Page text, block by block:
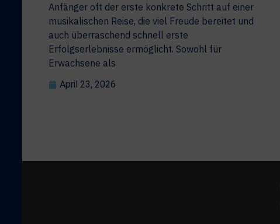
Anfänger oft der erste konkrete Schritt auf einer
musikalischen Reise, die viel Freude bereitet und
auch überraschend schnell erste
Erfolgserlebnisse ermöglicht. Sowohl für
Erwachsene als
April 23, 2026